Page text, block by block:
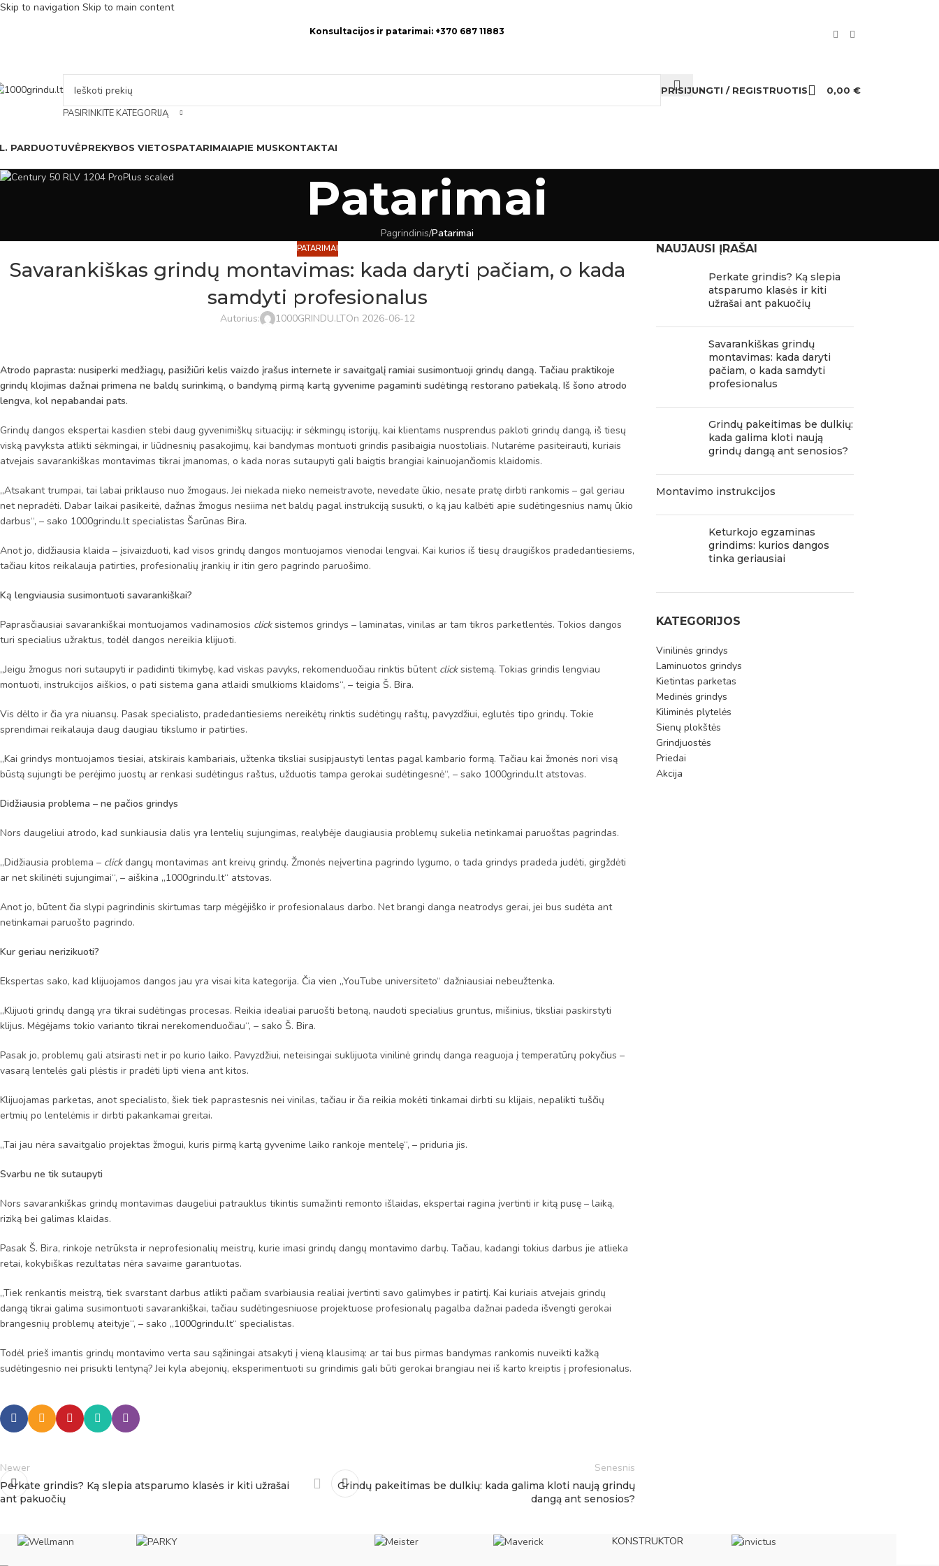
Skip to navigation Skip to main content
Konsultacijos ir patarimai: +370 687 11883
PASIRINKITE KATEGORIJĄ
PRISIJUNGTI / REGISTRUOTIS 0,00 €
PARDUOTUVĖPREKYBOS VIETOSPATARIMAIAPIE MUSKONTAKTAI
Patarimai
Pagrindinis/Patarimai
PATARIMAI
Savarankiškas grindų montavimas: kada daryti pačiam, o kada
samdyti profesionalus
Autorius: 1000GRINDU.LTOn 2026-06-12
Atrodo paprasta: nusiperki medžiagų, pasižiūri kelis vaizdo įrašus internete ir savaitgalį ramiai susimontuoji grindų dangą. Tačiau praktikoje
grindų klojimas dažnai primena ne baldų surinkimą, o bandymą pirmą kartą gyvenime pagaminti sudėtingą restorano patiekalą. Iš šono atrodo
lengva, kol nepabandai pats.
Grindų dangos ekspertai kasdien stebi daug gyvenimiškų situacijų: ir sėkmingų istorijų, kai klientams nusprendus pakloti grindų dangą, iš tiesų
viską pavyksta atlikti sėkmingai, ir liūdnesnių pasakojimų, kai bandymas montuoti grindis pasibaigia nuostoliais. Nutarėme pasiteirauti, kuriais
atvejais savarankiškas montavimas tikrai įmanomas, o kada noras sutaupyti gali baigtis brangiai kainuojančiomis klaidomis.
„Atsakant trumpai, tai labai priklauso nuo žmogaus. Jei niekada nieko nemeistravote, nevedate ūkio, nesate pratę dirbti rankomis – gal geriau
net nepradėti. Dabar laikai pasikeitė, dažnas žmogus nesiima net baldų pagal instrukciją susukti, o ką jau kalbėti apie sudėtingesnius namų ūkio
darbus“, – sako 1000grindu.lt specialistas Šarūnas Bira.
Anot jo, didžiausia klaida – įsivaizduoti, kad visos grindų dangos montuojamos vienodai lengvai. Kai kurios iš tiesų draugiškos pradedantiesiems,
tačiau kitos reikalauja patirties, profesionalių įrankių ir itin gero pagrindo paruošimo.
Ką lengviausia susimontuoti savarankiškai?
Paprasčiausiai savarankiškai montuojamos vadinamosios clicksistemos grindys – laminatas, vinilas ar tam tikros parketlentės. Tokios dangos
turi specialius užraktus, todėl dangos nereikia klijuoti.
„Jeigu žmogus nori sutaupyti ir padidinti tikimybę, kad viskas pavyks, rekomenduočiau rinktis būtent clicksistemą. Tokias grindis lengviau
montuoti, instrukcijos aiškios, o pati sistema gana atlaidi smulkioms klaidoms“, – teigia Š. Bira.
Vis dėlto ir čia yra niuansų. Pasak specialisto, pradedantiesiems nereikėtų rinktis sudėtingų raštų, pavyzdžiui, eglutės tipo grindų. Tokie
sprendimai reikalauja daug daugiau tikslumo ir patirties.
„Kai grindys montuojamos tiesiai, atskirais kambariais, užtenka tiksliai susipjaustyti lentas pagal kambario formą. Tačiau kai žmonės nori visą
būstą sujungti be perėjimo juostų ar renkasi sudėtingus raštus, užduotis tampa gerokai sudėtingesnė“, – sako 1000grindu.lt atstovas.
Didžiausia problema – ne pačios grindys
Nors daugeliui atrodo, kad sunkiausia dalis yra lentelių sujungimas, realybėje daugiausia problemų sukelia netinkamai paruoštas pagrindas.
„Didžiausia problema – clickdangų montavimas ant kreivų grindų. Žmonės neįvertina pagrindo lygumo, o tada grindys pradeda judėti, girgždėti
ar net skilinėti sujungimai“, – aiškina „1000grindu.lt“ atstovas.
Anot jo, būtent čia slypi pagrindinis skirtumas tarp mėgėjiško ir profesionalaus darbo. Net brangi danga neatrodys gerai, jei bus sudėta ant
netinkamai paruošto pagrindo.
Kur geriau nerizikuoti?
Ekspertas sako, kad klijuojamos dangos jau yra visai kita kategorija. Čia vien „YouTube universiteto“ dažniausiai nebeužtenka.
„Klijuoti grindų dangą yra tikrai sudėtingas procesas. Reikia idealiai paruošti betoną, naudoti specialius gruntus, mišinius, tiksliai paskirstyti
klijus. Mėgėjams tokio varianto tikrai nerekomenduočiau“, – sako Š. Bira.
Pasak jo, problemų gali atsirasti net ir po kurio laiko. Pavyzdžiui, neteisingai suklijuota vinilinė grindų danga reaguoja į temperatūrų pokyčius –
vasarą lentelės gali plėstis ir pradėti lipti viena ant kitos.
Klijuojamas parketas, anot specialisto, šiek tiek paprastesnis nei vinilas, tačiau ir čia reikia mokėti tinkamai dirbti su klijais, nepalikti tuščių
ertmių po lentelėmis ir dirbti pakankamai greitai.
„Tai jau nėra savaitgalio projektas žmogui, kuris pirmą kartą gyvenime laiko rankoje mentelę“, – priduria jis.
Svarbu ne tik sutaupyti
Nors savarankiškas grindų montavimas daugeliui patrauklus tikintis sumažinti remonto išlaidas, ekspertai ragina įvertinti ir kitą pusę – laiką,
riziką bei galimas klaidas.
Pasak Š. Bira, rinkoje netrūksta ir neprofesionalių meistrų, kurie imasi grindų dangų montavimo darbų. Tačiau, kadangi tokius darbus jie atlieka
retai, kokybiškas rezultatas nėra savaime garantuotas.
„Tiek renkantis meistrą, tiek svarstant darbus atlikti pačiam svarbiausia realiai įvertinti savo galimybes ir patirtį. Kai kuriais atvejais grindų
dangą tikrai galima susimontuoti savarankiškai, tačiau sudėtingesniuose projektuose profesionalų pagalba dažnai padeda išvengti gerokai
brangesnių problemų ateityje“, – sako „1000grindu.lt“ specialistas.
Todėl prieš imantis grindų montavimo verta sau sąžiningai atsakyti į vieną klausimą: ar tai bus pirmas bandymas rankomis nuveikti kažką
sudėtingesnio nei prisukti lentyną? Jei kyla abejonių, eksperimentuoti su grindimis gali būti gerokai brangiau nei iš karto kreiptis į profesionalus.
Newer
Perkate grindis? Ką slepia atsparumo klasės ir kiti užrašai
ant pakuočių
Senesnis
Grindų pakeitimas be dulkių: kada galima kloti naują grindų
dangą ant senosios?
NAUJAUSI ĮRAŠAI
Perkate grindis? Ką slepia
atsparumo klasės ir kiti
užrašai ant pakuočių
Savarankiškas grindų
montavimas: kada daryti
pačiam, o kada samdyti
profesionalus
Grindų pakeitimas be dulkių:
kada galima kloti naują
grindų dangą ant senosios?
Montavimo instrukcijos
Keturkojo egzaminas
grindims: kurios dangos
tinka geriausiai
KATEGORIJOS
Vinilinės grindys
Laminuotos grindys
Kietintas parketas
Medinės grindys
Kiliminės plytelės
Sienų plokštės
Grindjuostės
Priedai
Akcija
KONSTRUKTOR